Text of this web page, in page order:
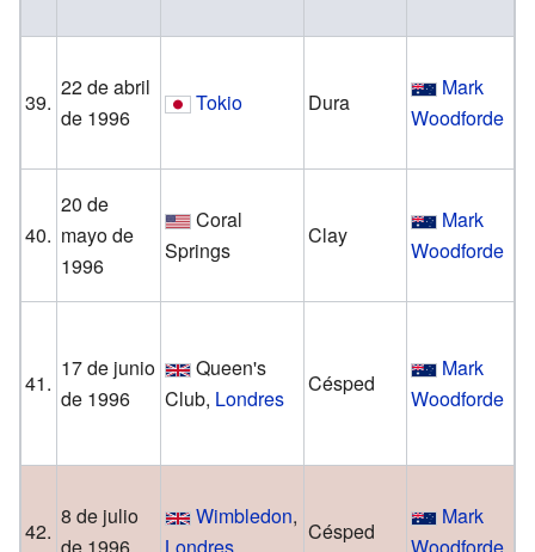
39.
22 de abril
de 1996
Tokio Dura
Mark
Woodforde
40.
20 de
mayo de
1996
Coral
Springs
Clay
Mark
Woodforde
41.
17 de junio
de 1996
Queen's
Club, Londres
Césped
Mark
Woodforde
42.
8 de julio
de 1996
Wimbledon,
Londres
Césped
Mark
Woodforde